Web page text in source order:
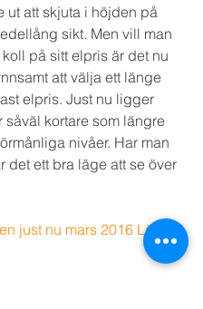
ut att skjuta i höjden på
sikt. Men vill man
på sitt elpris är det nu
att välja ett länge
elpris. Just nu ligger
såväl kortare som längre
nivåer. Har man
det ett bra läge att se över
just nu mars 2016 Länk